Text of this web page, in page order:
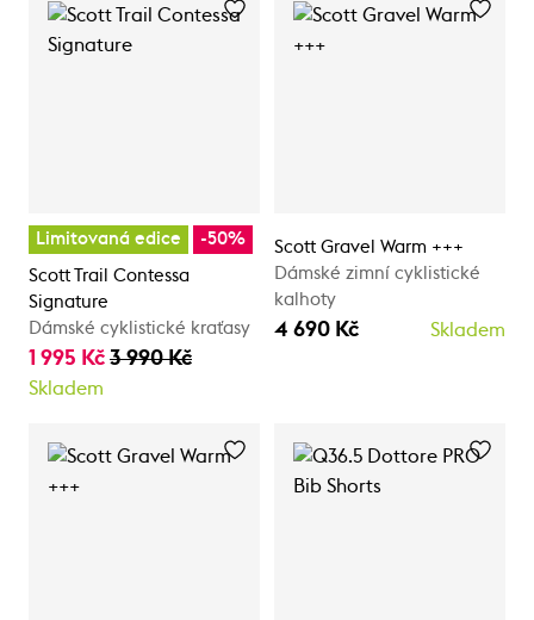
Limitovaná edice -50%
Scott Trail Contessa
Signature
Dámské cyklistické kraťasy
1 995 Kč 3 990 Kč
Skladem
Scott Gravel Warm +++
Dámské zimní cyklistické
kalhoty
4 690 Kč Skladem